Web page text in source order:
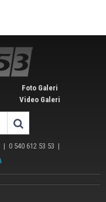
Foto Galeri
Video Galeri
| 0 540 612 53 53 |